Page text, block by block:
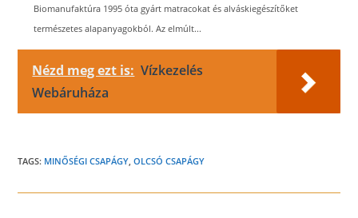
Biomanufaktúra 1995 óta gyárt matracokat és alváskiegészítőket
természetes alapanyagokból. Az elmúlt...
Nézd meg ezt is: Vízkezelés
Webáruháza
TAGS: MINŐSÉGI CSAPÁGY, OLCSÓ CSAPÁGY